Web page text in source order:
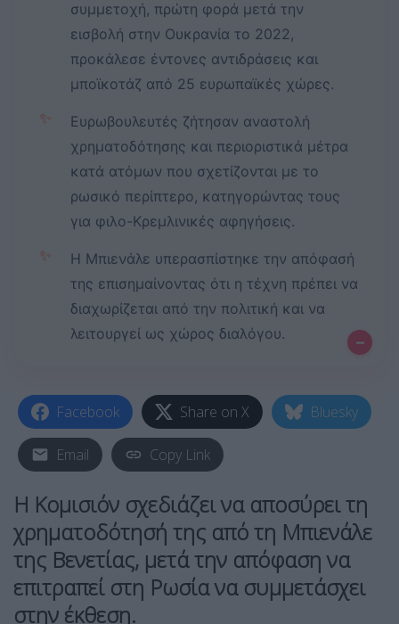
συμμετοχή, πρώτη φορά μετά την
εισβολή στην Ουκρανία το 2022,
προκάλεσε έντονες αντιδράσεις και
μποϊκοτάζ από 25 ευρωπαϊκές χώρες.
✨
Ευρωβουλευτές ζήτησαν αναστολή
χρηματοδότησης και περιοριστικά μέτρα
κατά ατόμων που σχετίζονται με το
ρωσικό περίπτερο, κατηγορώντας τους
για φιλο-Κρεμλινικές αφηγήσεις.
✨
Η Μπιενάλε υπερασπίστηκε την απόφασή
της επισημαίνοντας ότι η τέχνη πρέπει να
διαχωρίζεται από την πολιτική και να
λειτουργεί ως χώρος διαλόγου.
–
Facebook Share on X Bluesky
Email Copy Link
Η Κομισιόν σχεδιάζει να αποσύρει τη
χρηματοδότησή της από τη Μπιενάλε
της Βενετίας, μετά την απόφαση να
επιτραπεί στη Ρωσία να συμμετάσχει
στην έκθεση.